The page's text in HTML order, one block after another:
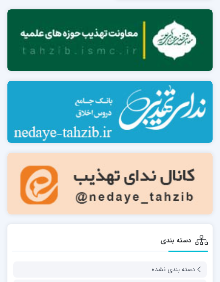
دسته بندی
دسته بندی نشده